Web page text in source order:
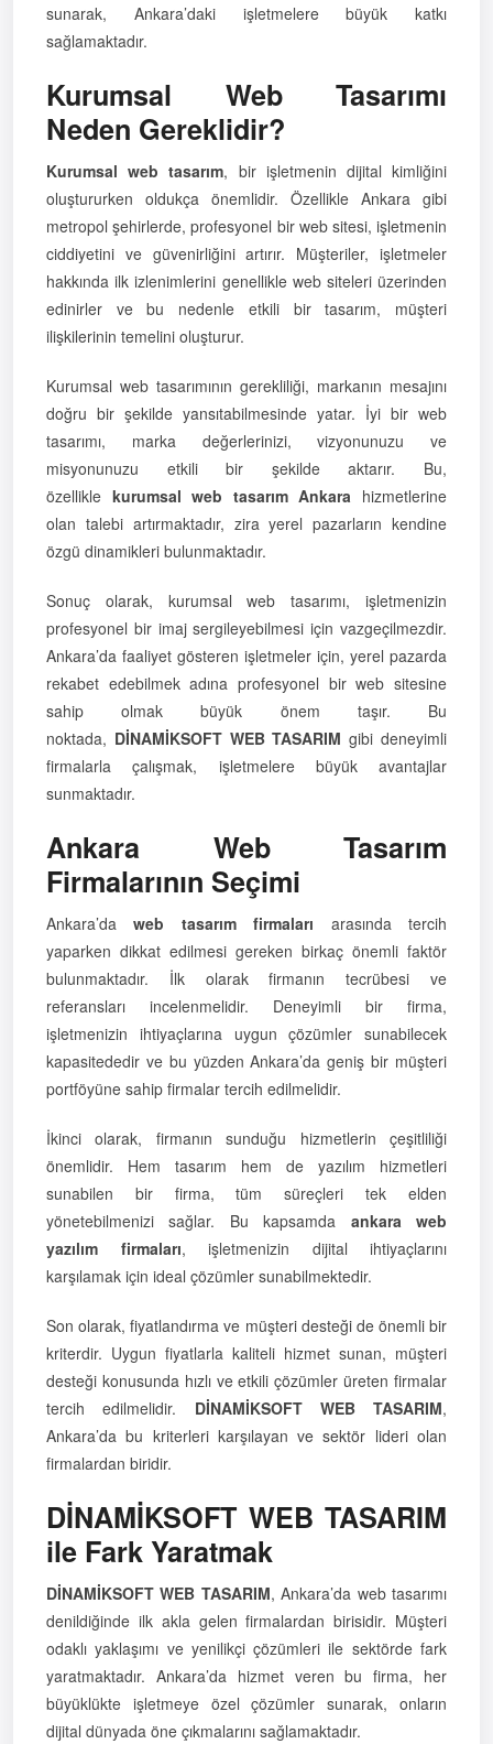
sunarak, Ankara’daki işletmelere büyük katkı
sağlamaktadır.
Kurumsal Web Tasarımı
Neden Gereklidir?
Kurumsal web tasarım, bir işletmenin dijital kimliğini
oluştururken oldukça önemlidir. Özellikle Ankara gibi
metropol şehirlerde, profesyonel bir web sitesi, işletmenin
ciddiyetini ve güvenirliğini artırır. Müşteriler, işletmeler
hakkında ilk izlenimlerini genellikle web siteleri üzerinden
edinirler ve bu nedenle etkili bir tasarım, müşteri
ilişkilerinin temelini oluşturur.
Kurumsal web tasarımının gerekliliği, markanın mesajını
doğru bir şekilde yansıtabilmesinde yatar. İyi bir web
tasarımı, marka değerlerinizi, vizyonunuzu ve
misyonunuzu etkili bir şekilde aktarır. Bu,
özellikle kurumsal web tasarım Ankara hizmetlerine
olan talebi artırmaktadır, zira yerel pazarların kendine
özgü dinamikleri bulunmaktadır.
Sonuç olarak, kurumsal web tasarımı, işletmenizin
profesyonel bir imaj sergileyebilmesi için vazgeçilmezdir.
Ankara’da faaliyet gösteren işletmeler için, yerel pazarda
rekabet edebilmek adına profesyonel bir web sitesine
sahip olmak büyük önem taşır. Bu
noktada, DİNAMİKSOFT WEB TASARIM gibi deneyimli
firmalarla çalışmak, işletmelere büyük avantajlar
sunmaktadır.
Ankara Web Tasarım
Firmalarının Seçimi
Ankara’daweb tasarım firmaları arasında tercih
yaparken dikkat edilmesi gereken birkaç önemli faktör
bulunmaktadır. İlk olarak firmanın tecrübesi ve
referansları incelenmelidir. Deneyimli bir firma,
işletmenizin ihtiyaçlarına uygun çözümler sunabilecek
kapasitededir ve bu yüzden Ankara’da geniş bir müşteri
portföyüne sahip firmalar tercih edilmelidir.
İkinci olarak, firmanın sunduğu hizmetlerin çeşitliliği
önemlidir. Hem tasarım hem de yazılım hizmetleri
sunabilen bir firma, tüm süreçleri tek elden
yönetebilmenizi sağlar. Bu kapsamda ankara web
yazılım firmaları, işletmenizin dijital ihtiyaçlarını
karşılamak için ideal çözümler sunabilmektedir.
Son olarak, fiyatlandırma ve müşteri desteği de önemli bir
kriterdir. Uygun fiyatlarla kaliteli hizmet sunan, müşteri
desteği konusunda hızlı ve etkili çözümler üreten firmalar
tercih edilmelidir. DİNAMİKSOFT WEB TASARIM,
Ankara’da bu kriterleri karşılayan ve sektör lideri olan
firmalardan biridir.
DİNAMİKSOFT WEB TASARIM
ile Fark Yaratmak
DİNAMİKSOFT WEB TASARIM, Ankara’da web tasarımı
denildiğinde ilk akla gelen firmalardan birisidir. Müşteri
odaklı yaklaşımı ve yenilikçi çözümleri ile sektörde fark
yaratmaktadır. Ankara’da hizmet veren bu firma, her
büyüklükte işletmeye özel çözümler sunarak, onların
dijital dünyada öne çıkmalarını sağlamaktadır.